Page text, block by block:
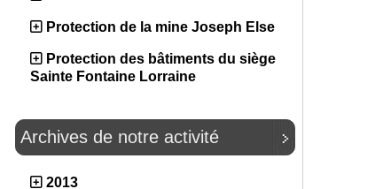
Protection de la mine Joseph Else
Protection des bâtiments du siège
Sainte Fontaine Lorraine
Archives de notre activité
2013